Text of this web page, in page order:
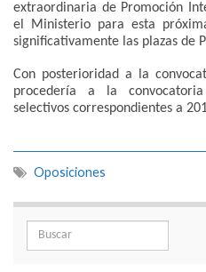
extraordinaria de Promoción
el Ministerio para esta
significativamente las plazas de
Con posterioridad a la
procedería a la
selectivos correspondientes a
Oposiciones
Search for: